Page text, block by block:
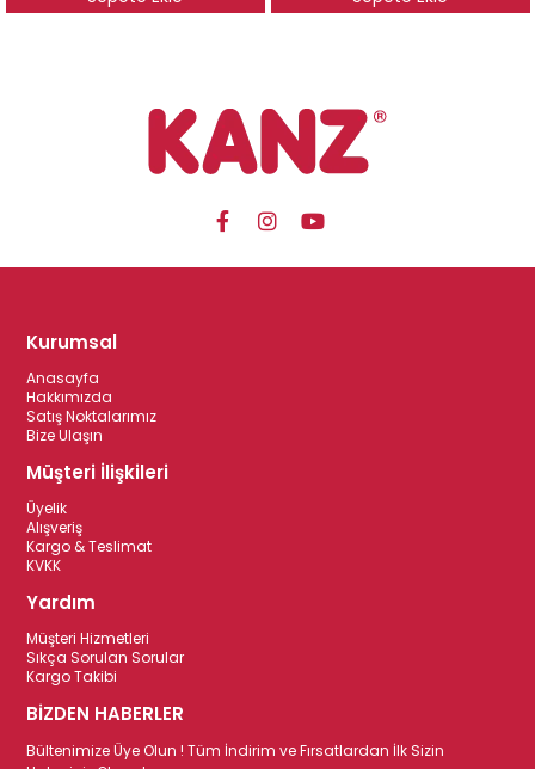
Kurumsal
Anasayfa
Hakkımızda
Satış Noktalarımız
Bize Ulaşın
Müşteri İlişkileri
Üyelik
Alışveriş
Kargo & Teslimat
KVKK
Yardım
Müşteri Hizmetleri
Sıkça Sorulan Sorular
Kargo Takibi
BİZDEN HABERLER
Bültenimize Üye Olun ! Tüm İndirim ve Fırsatlardan İlk Sizin